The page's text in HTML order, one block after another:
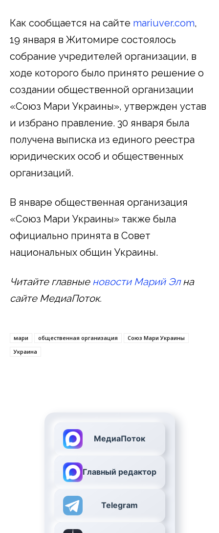
Как сообщается на сайте mariuver.com,
19 января в Житомире состоялось
собрание учредителей организации, в
ходе которого было принято решение о
создании общественной организации
«Союз Мари Украины», утвержден устав
и избрано правление. 30 января была
получена выписка из единого реестра
юридических особ и общественных
организаций.
В январе общественная организация
«Союз Мари Украины» также была
официально принята в Совет
национальных общин Украины.
Читайте главные новости Марий Элна
сайте МедиаПоток.
мари общественная организация
Союз Мари Украины
Украина
МедиаПоток
Главный редактор
Telegram